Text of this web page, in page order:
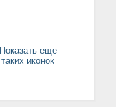
Показать еще
таких иконок